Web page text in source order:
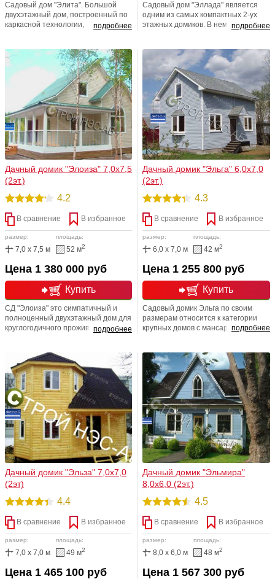
подробнее
Садовый дом "Элита". Большой
двухэтажный дом, построенный по
каркасной технологии,
подробнее
Садовый дом "Эллада" является
одним из самых компактных 2-ух
этажных домиков. В нем удалось
жилой площади и технических
помещений. Предназначен для
круглогодичного проживания.
Дачный домик "Элоиза" 7,0х7,5
(2эт.)
4.2
В сравнение В избранное
размер:
7,0 x 7,5 м
площадь:
52 м2
Купить
Цена 1 380 000 руб
подробнее
СД "Элоиза" это симпатичный и
полноценный двухэтажный дом для
круглогодичного проживания.
возможность уменьшения или
увеличения размеров. Данный
проект дома органично впишется в
любой природный ландшафт.
Дачный домик "Эльга" 6,0х7,0
(2эт.)
4.3
В сравнение В избранное
размер:
6,0 x 7,0 м
площадь:
42 м2
Купить
Цена 1 255 800 руб
подробнее
Садовый домик Эльга по своим
размерам относится к категории
крупных домов с мансардой.
Дачный домик "Эльза" 7,0х7,0
(2эт)
4.4
В сравнение В избранное
размер:
7,0 x 7,0 м
площадь:
49 м2
Цена 1 465 100 руб
Дачный домик "Эльмира"
8,0х6,0 (2эт.)
4.5
В сравнение В избранное
размер:
8,0 x 6,0 м
площадь:
48 м2
Цена 1 567 300 руб